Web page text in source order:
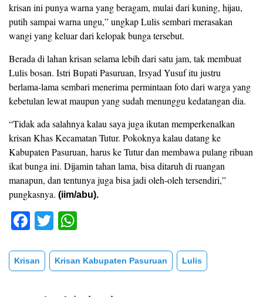
krisan ini punya warna yang beragam, mulai dari kuning, hijau,
putih sampai warna ungu,” ungkap Lulis sembari merasakan
wangi yang keluar dari kelopak bunga tersebut.
Berada di lahan krisan selama lebih dari satu jam, tak membuat
Lulis bosan. Istri Bupati Pasuruan, Irsyad Yusuf itu justru
berlama-lama sembari menerima permintaan foto dari warga yang
kebetulan lewat maupun yang sudah menunggu kedatangan dia.
“Tidak ada salahnya kalau saya juga ikutan memperkenalkan
krisan Khas Kecamatan Tutur. Pokoknya kalau datang ke
Kabupaten Pasuruan, harus ke Tutur dan membawa pulang ribuan
ikat bunga ini. Dijamin tahan lama, bisa ditaruh di ruangan
manapun, dan tentunya juga bisa jadi oleh-oleh tersendiri,”
pungkasnya. (iim/abu).
F
c
e
T
tt
er
at
s
Krisan Krisan Kabupaten Pasuruan Lulis